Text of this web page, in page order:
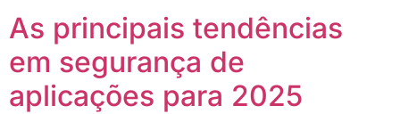
As principais tendências
em segurança de
aplicações para 2025